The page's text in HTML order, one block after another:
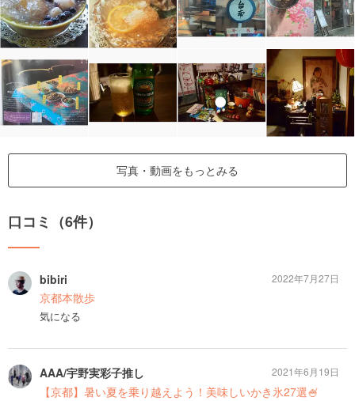
写真・動画をもっとみる
口コミ（6件）
bibiri
京都本散歩
気になる
2022年7月27日
AAA/宇野実彩子推し
【京都】暑い夏を乗り越えよう！美味しいかき氷27選🍧
2021年6月19日